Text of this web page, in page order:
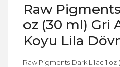
Raw
oz (30 ml) Gri
Koyu Lila
Raw Pigments Dark Lilac 1